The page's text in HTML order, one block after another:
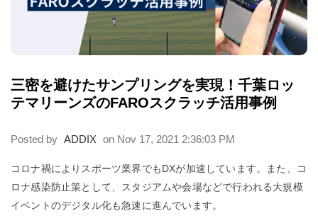
三密を避けたサンプリングを実現！千葉ロッ
テマリーンズのFAROスクラッチ活用事例
Posted by ADDIX on Nov 17, 2021 2:36:03 PM
コロナ禍によりスポーツ業界でもDXが加速しています。また、コ
ロナ感染防止策として、スタジアムや会場などで行われる大規模
イベントのデジタル化も急速に進んでいます。